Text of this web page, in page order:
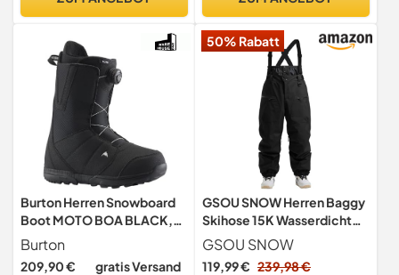
Burton Herren Snowboard
Boot MOTO BOA BLACK,
Black, 10, 13176104001
Burton
209,90 € gratis Versand
50% Rabatt
GSOU SNOW Herren Baggy
Skihose 15K Wasserdicht
Skiröcke mit Trägern
GSOU SNOW
119,99 € 239,98 €